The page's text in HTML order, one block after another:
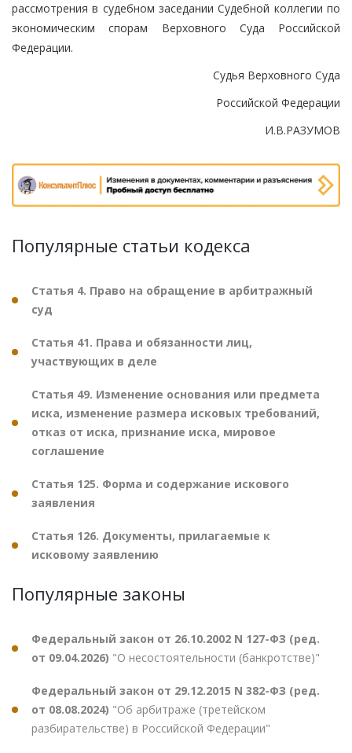
рассмотрения в судебном заседании Судебной коллегии по
экономическим спорам Верховного Суда Российской
Федерации.
Судья Верховного Суда
Российской Федерации
И.В.РАЗУМОВ
Популярные статьи кодекса
Статья 4. Право на обращение в арбитражный
суд
Статья 41. Права и обязанности лиц,
участвующих в деле
Статья 49. Изменение основания или предмета
иска, изменение размера исковых требований,
отказ от иска, признание иска, мировое
соглашение
Статья 125. Форма и содержание искового
заявления
Статья 126. Документы, прилагаемые к
исковому заявлению
Популярные законы
Федеральный закон от 26.10.2002 N 127-ФЗ (ред.
от 09.04.2026) "О несостоятельности (банкротстве)"
Федеральный закон от 29.12.2015 N 382-ФЗ (ред.
от 08.08.2024) "Об арбитраже (третейском
разбирательстве) в Российской Федерации"